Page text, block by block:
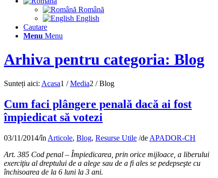
Română
English
Cautare
Menu Menu
Arhiva pentru categoria: Blog
Sunteți aici: Acasa1 / Media2 / Blog
Cum faci plângere penală dacă ai fost
împiedicat să votezi
03/11/2014/în Articole, Blog, Resurse Utile /de APADOR-CH
Art. 385 Cod penal – Împiedicarea, prin orice mijloace, a liberului
exerciţiu al dreptului de a alege sau de a fi ales se pedepseşte cu
închisoarea de la 6 luni la 3 ani.